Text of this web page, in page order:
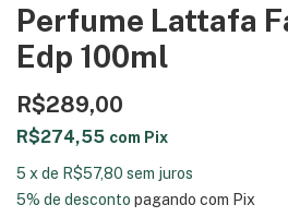
Perfume Lattafa
Edp 100ml
R$289,00
R$274,55 com Pix
5 x de R$57,80 sem juros
5% de desconto pagando com Pix